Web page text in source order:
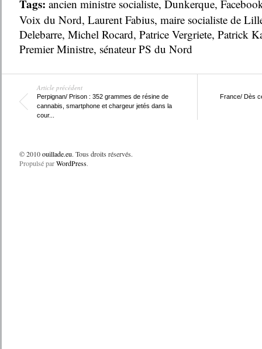
Tags: ancien ministre socialiste, Dunkerque,
Voix du Nord, Laurent Fabius, maire socialiste de
Delebarre, Michel Rocard, Patrice Vergriete, Patrick
Premier Ministre, sénateur PS du Nord
Article précédent
Perpignan/ Prison : 352 grammes de résine de
cannabis, smartphone et chargeur jetés dans la
cour...
France/ Dès
© 2010ouillade.eu. Tous droits réservés.
Propulsé parWordPress.